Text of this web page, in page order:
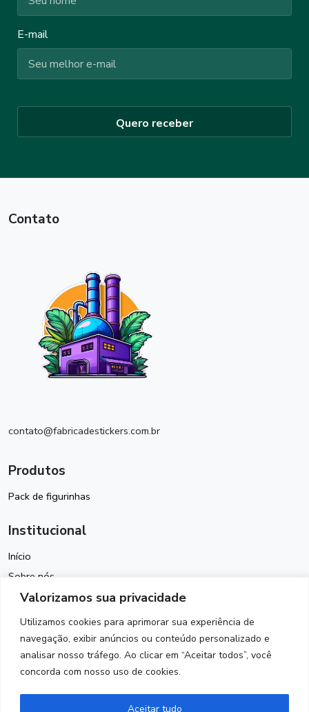
Valorizamos sua privacidade
Utilizamos cookies para aprimorar sua experiência de
navegação, exibir anúncios ou conteúdo personalizado e
analisar nosso tráfego. Ao clicar em “Aceitar todos”, você
concorda com nosso uso de cookies.
Aceitar tudo
E-mail
Quero receber
Contato
contato@fabricadestickers.com.br
Produtos
Pack de figurinhas
Institucional
Início
Sobre nós
Política de Cookies
Termos de Uso
Política de Privacidade
Contato
Siga-nos